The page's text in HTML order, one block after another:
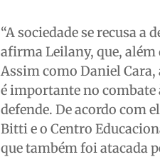
“A sociedade se recusa a
afirma Leilany, que,
Assim como Daniel
é importante no combate
defende. De acordo com
Bitti e o Centro
que também foi atacada